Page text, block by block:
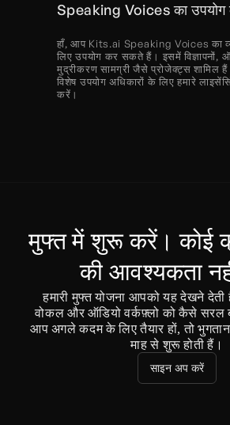
Speaking Voices का उपयोग
हाँ, आप Kits.ai Speaking Voices का
लिए उपयोग कर सकते हैं। इसमें विज्ञापनों,
मुद्रीकरण सामग्री जैसे प्रोजेक्ट्स शामिल
विशेष उपयोग अधिकारों के लिए हमारे
करें।
मुफ्त में शुरू करें। कोई
की आवश्यकता
हमारी मुफ्त योजना आपको यह देखने
वोकल और ऑडियो वर्कफ़्लो को कैसे सरल
आप अगले कदम के लिए तैयार हों, तो
माह से शुरू होती हैं।
साइन अप करें